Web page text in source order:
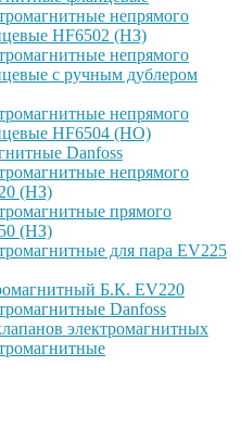
непрямого
HF6502 (НЗ)
непрямого
с ручным дублером
непрямого
HF6504 (НО)
Danfoss
непрямого
(НЗ)
прямого
(НЗ)
для пара EV225
Б.К. EV220
Danfoss
электромагнитных